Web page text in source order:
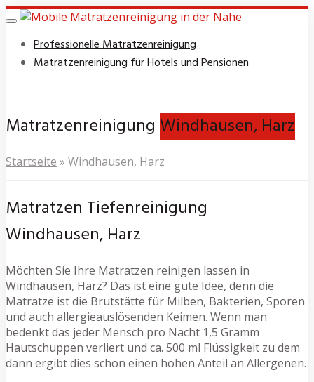
Skip
to
main
content
Toggle
Professionelle Matratzenreinigung
Matratzenreinigung für Hotels und Pensionen
Matratzenreinigung Windhausen, Harz
Startseite » Windhausen, Harz
Matratzen Tiefenreinigung
Windhausen, Harz
Möchten Sie Ihre Matratzen reinigen lassen in
Windhausen, Harz? Das ist eine gute Idee, denn die
Matratze ist die Brutstätte für Milben, Bakterien, Sporen
und auch allergieauslösenden Keimen. Wenn man
bedenkt das jeder Mensch pro Nacht 1,5 Gramm
Hautschuppen verliert und ca. 500 ml Flüssigkeit zu dem
dann ergibt dies schon einen hohen Anteil an Allergenen.